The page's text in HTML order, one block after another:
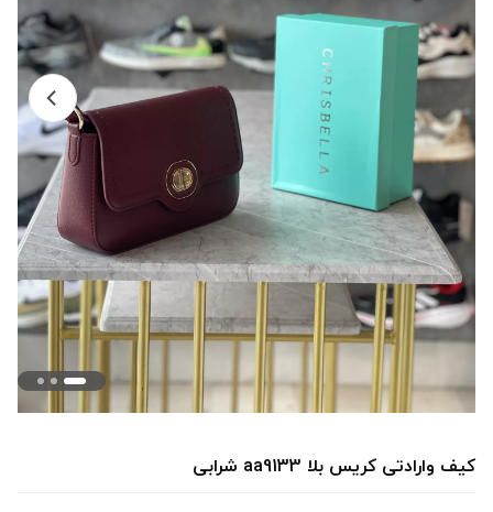
کیف وارادتی کریس بلا aa9133 شرابی